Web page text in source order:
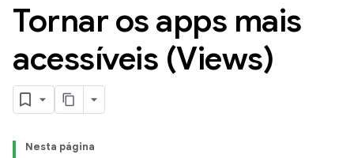
Tornar os apps mais
acessíveis (Views)
Nesta página